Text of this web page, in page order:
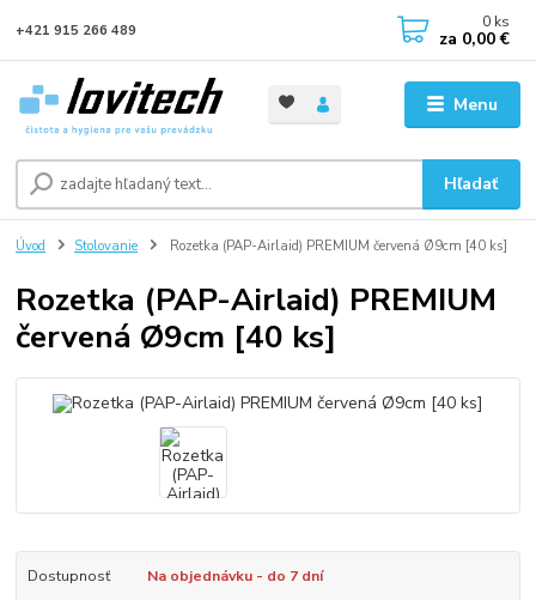
Menu
Hľadať
+421 915 266 489 0 ks
za 0,00 €
Úvod Stolovanie Rozetka (PAP-Airlaid) PREMIUM červená Ø9cm [40 ks]
Rozetka (PAP-Airlaid) PREMIUM
červená Ø9cm [40 ks]
Dostupnosť Na objednávku - do 7 dní